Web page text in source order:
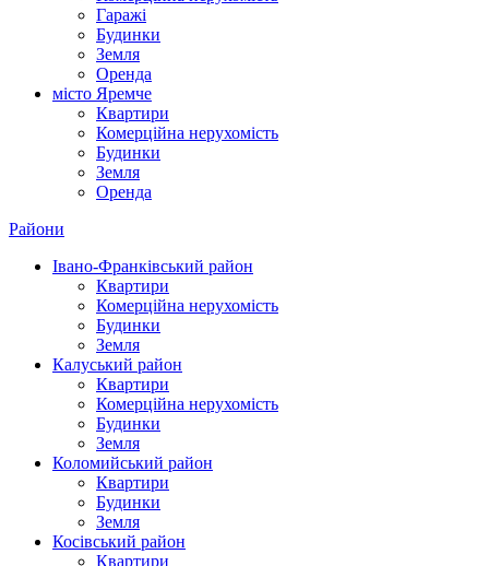
Гаражі
Будинки
Земля
Оренда
місто Яремче
Квартири
Комерційна нерухомість
Будинки
Земля
Оренда
Райони
Івано-Франківський район
Квартири
Комерційна нерухомість
Будинки
Земля
Калуський район
Квартири
Комерційна нерухомість
Будинки
Земля
Коломийський район
Квартири
Будинки
Земля
Косівський район
Квартири